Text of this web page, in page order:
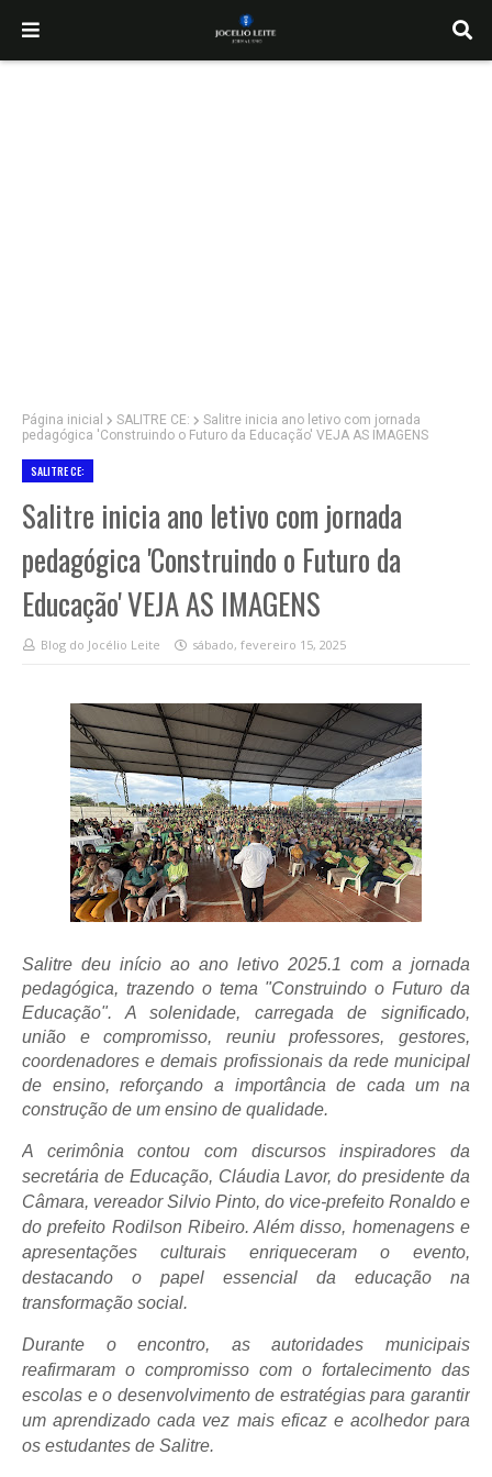
Página inicial SALITRE CE:
Salitre inicia ano letivo com jornada
pedagógica 'Construindo o Futuro da Educação' VEJA AS IMAGENS
SALITRE CE:
Salitre inicia ano letivo com jornada
pedagógica 'Construindo o Futuro da
Educação' VEJA AS IMAGENS
Blog do Jocélio Leite sábado, fevereiro 15, 2025
Salitre deu início ao ano letivo 2025.1 com a jornada
pedagógica, trazendo o tema "Construindo o Futuro da
Educação". A solenidade, carregada de significado,
união e compromisso, reuniu professores, gestores,
coordenadores e demais profissionais da rede municipal
de ensino, reforçando a importância de cada um na
construção de um ensino de qualidade.
A cerimônia contou com discursos inspiradores da
secretária de Educação, Cláudia Lavor, do presidente da
Câmara, vereador Silvio Pinto, do vice-prefeito Ronaldo e
do prefeito Rodilson Ribeiro. Além disso, homenagens e
apresentações culturais enriqueceram o evento,
destacando o papel essencial da educação na
transformação social.
Durante o encontro, as autoridades municipais
reafirmaram o compromisso com o fortalecimento das
escolas e o desenvolvimento de estratégias para garantir
um aprendizado cada vez mais eficaz e acolhedor para
os estudantes de Salitre.